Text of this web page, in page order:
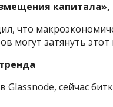
что
могут затянуть этот
Glassnode, сейчас